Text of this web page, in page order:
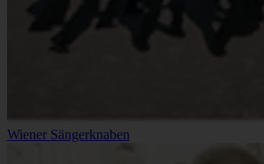
Wiener Sängerknaben